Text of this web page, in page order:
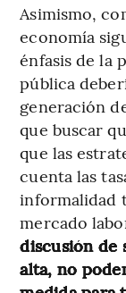
Asimismo,
economía
énfasis de la
pública
generación
que buscar
que las
cuenta las
informalidad
mercado
discusión de
alta, no